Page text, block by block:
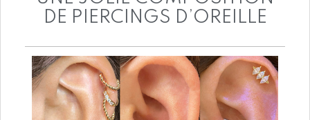
DE PIERCINGS D’OREILLE